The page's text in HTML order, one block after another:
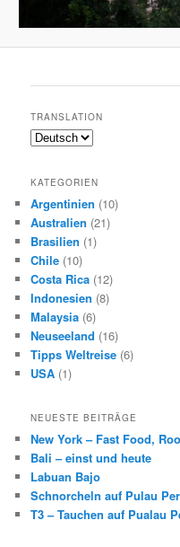
TRANSLATION
KATEGORIEN
Argentinien (10)
Australien (21)
Brasilien (1)
Chile (10)
Costa Rica (12)
Indonesien (8)
Malaysia (6)
Neuseeland (16)
Tipps Weltreise (6)
USA (1)
NEUESTE BEITRÄGE
New York – Fast Food,
Bali – einst und heute
Labuan Bajo
Schnorcheln auf Pulau
T3 – Tauchen auf Pualau